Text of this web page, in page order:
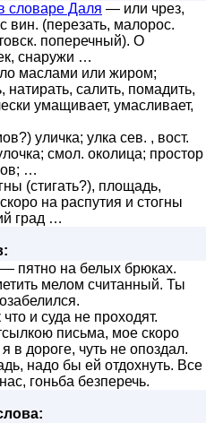
словаре Даля — или чрез,
вин. (перезать, малорос.
поперечный). О
снаружи …
маслами или жиром;
натирать, салить, помадить,
умащивает, умасливает,
уличка; улка сев. , вост.
смол. околица; простор
…
(стигать?), площадь,
на распутия и стогны
град …
— пятно на белых брюках.
мелом считанный. Ты
и суда не проходят.
письма, мое скоро
в дороге, чуть не опоздал.
надо бы ей отдохнуть. Все
гоньба безперечь.